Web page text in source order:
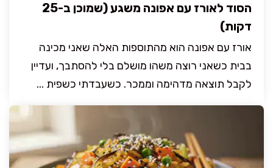
הסוד לאורז עם אפונה משגע (שמוכן ב-25
דקות)
אורז עם אפונה הוא מהתוספות האלה שאני מכינה
בבית כשאני רוצה משהו מושלם בלי להסתבך, ועדיין
לקבל תוצאה מדהימה וממכר. כשעבדתי כשפית ...